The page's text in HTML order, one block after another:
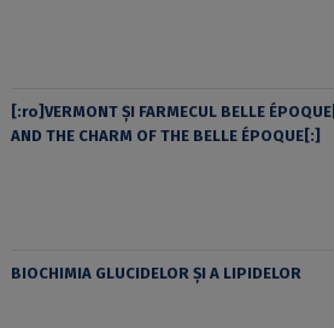
[:ro]VERMONT ȘI FARMECUL BELLE
AND THE CHARM OF THE BELLE ÉPOQUE[:]
BIOCHIMIA GLUCIDELOR ȘI A LIPIDELOR